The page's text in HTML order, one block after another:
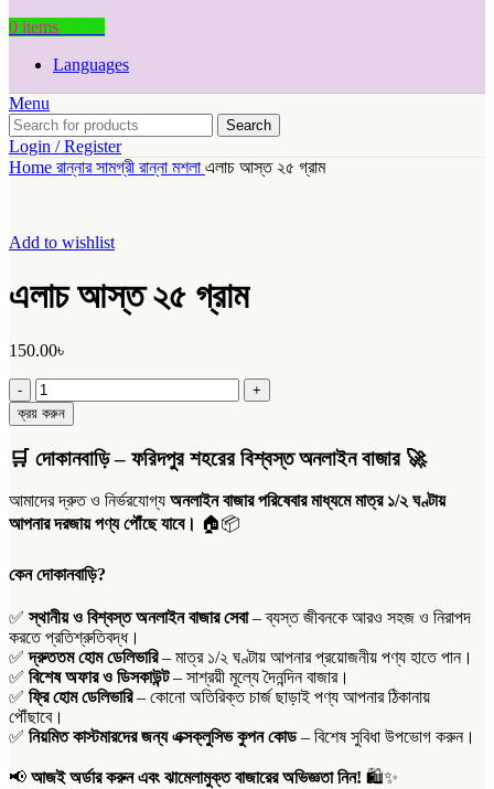
0 items
Languages
Menu
Search
Login / Register
Home রান্নার সামগ্রী রান্না মশলা এলাচ আস্ত ২৫ গ্রাম
Add to wishlist
এলাচ আস্ত ২৫ গ্রাম
150.00৳
এলাচ
আস্ত
২৫
quantity
ক্রয় করুন
🛒 দোকানবাড়ি – ফরিদপুর শহরের বিশ্বস্ত অনলাইন বাজার🚀
আমাদের দ্রুত ও নির্ভরযোগ্য অনলাইন বাজার পরিষেবার মাধ্যমে মাত্র ১/২ ঘণ্টায়
আপনার দরজায় পণ্য পৌঁছে যাবে। 🏠📦
কেন দোকানবাড়ি?
✅স্থানীয় ও বিশ্বস্ত অনলাইন বাজার সেবা– ব্যস্ত জীবনকে আরও সহজ ও নিরাপদ
করতে প্রতিশ্রুতিবদ্ধ।
✅দ্রুততম হোম ডেলিভারি– মাত্র ১/২ ঘণ্টায় আপনার প্রয়োজনীয় পণ্য হাতে পান।
✅ বিশেষ অফার ও ডিসকাউন্ট– সাশ্রয়ী মূল্যে দৈনন্দিন বাজার।
✅ ফ্রি হোম ডেলিভারি– কোনো অতিরিক্ত চার্জ ছাড়াই পণ্য আপনার ঠিকানায়
পৌঁছাবে।
✅ নিয়মিত কাস্টমারদের জন্য এক্সক্লুসিভ কুপন কোড– বিশেষ সুবিধা উপভোগ করুন।
📢 আজই অর্ডার করুন এবং ঝামেলামুক্ত বাজারের অভিজ্ঞতা নিন! 🛍️✨